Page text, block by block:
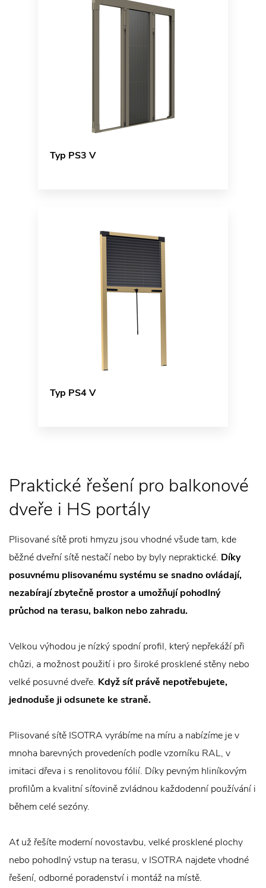
Typ PS3 V
Typ PS4 V
Praktické řešení pro balkonové
dveře i HS portály
Plisované sítě proti hmyzu jsou vhodné všude tam, kde
běžné dveřní sítě nestačí nebo by byly nepraktické. Díky
posuvnému plisovanému systému se snadno ovládají,
nezabírají zbytečně prostor a umožňují pohodlný
průchod na terasu, balkon nebo zahradu.
Velkou výhodou je nízký spodní profil, který nepřekáží při
chůzi, a možnost použití i pro široké prosklené stěny nebo
velké posuvné dveře. Když síť právě nepotřebujete,
jednoduše ji odsunete ke straně.
Plisované sítě ISOTRA vyrábíme na míru a nabízíme je v
mnoha barevných provedeních podle vzorníku RAL, v
imitaci dřeva i s renolitovou fólií. Díky pevným hliníkovým
profilům a kvalitní síťovině zvládnou každodenní používání i
během celé sezóny.
Ať už řešíte moderní novostavbu, velké prosklené plochy
nebo pohodlný vstup na terasu, v ISOTRA najdete vhodné
řešení, odborné poradenství i montáž na místě.